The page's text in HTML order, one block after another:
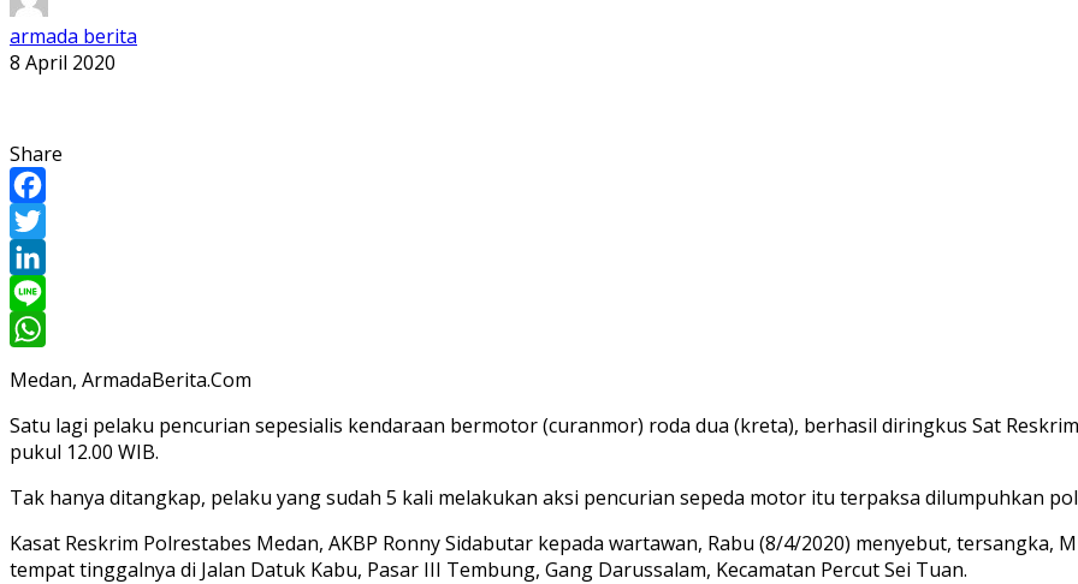
armada berita
8 April 2020
Share
Facebook
Twitter
LinkedIn
Line
Medan, ArmadaBerita.Com
Satu lagi pelaku pencurian sepesialis kendaraan bermotor (curanmor) roda dua (kreta), berhasil diringkus Sat
pukul 12.00 WIB.
Tak hanya ditangkap, pelaku yang sudah 5 kali melakukan aksi pencurian sepeda motor itu terpaksa dilumpuhkan
Kasat Reskrim Polrestabes Medan, AKBP Ronny Sidabutar kepada wartawan, Rabu (8/4/2020) menyebut, tersangka,
tempat tinggalnya di Jalan Datuk Kabu, Pasar III Tembung, Gang Darussalam, Kecamatan Percut Sei Tuan.